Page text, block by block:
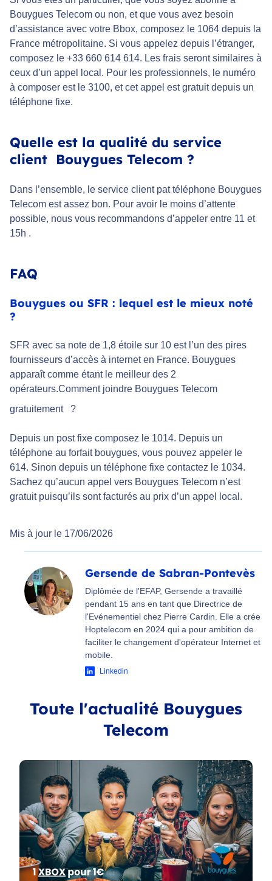
Bouygues Telecom ou non, et que vous avez besoin
d’assistance avec votre Bbox, composez le 1064 depuis la
France métropolitaine. Si vous appelez depuis l’étranger,
composez le +33 660 614 614. Les frais seront similaires à
ceux d’un appel local. Pour les professionnels, le numéro
à composer est le 3100, et cet appel est gratuit depuis un
téléphone fixe.
Quelle est la qualité du service
client Bouygues Telecom ?
Dans l’ensemble, le service client pat téléphone Bouygues
Telecom est assez bon. Pour avoir le moins d’attente
possible, nous vous recommandons d’appeler entre 11 et
15h .
FAQ
Bouygues ou SFR : lequel est le mieux noté
?
SFR avec sa note de 1,8 étoile sur 10 est l’un des pires
fournisseurs d’accès à internet en France. Bouygues
apparaît comme étant le meilleur des 2
opérateurs.Comment joindre Bouygues Telecom
gratuitement
?
Depuis un post fixe composez le 1014. Depuis un
téléphone au forfait bouygues, vous pouvez appeler le
614. Sinon depuis un téléphone fixe contactez le 1034.
Sachez qu’aucun appel vers Bouygues Telecom n’est
gratuit puisqu’ils sont facturés au prix d’un appel local.
Mis à jour le 17/06/2026
Gersende de Sabran-Pontevès
Diplômée de l'EFAP, Gersende a travaillé
pendant 15 ans en tant que Directrice de
l'Evénementiel chez Pierre Cardin. Elle a crée
Hoptelecom en 2024 qui a pour ambition de
faciliter le changement d'opérateur Internet et
mobile.
Linkedin
Toute l'actualité Bouygues
Telecom